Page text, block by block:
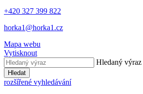
+420 327 399 822
horka1@horka1.cz
Mapa webu
Vytisknout
Hledaný výraz
Hledat
rozšířené vyhledávání